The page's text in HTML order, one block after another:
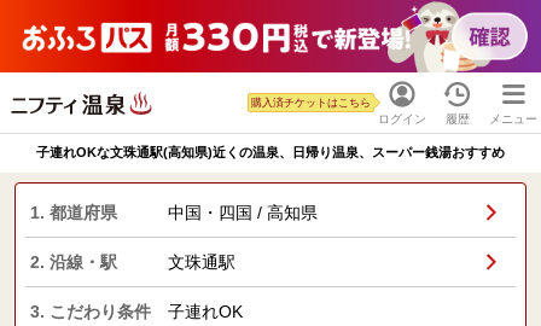
ログイン
購入済チケットはこちら
履歴 メニュー
子連れOKな文珠通駅(高知県)近くの温泉、日帰り温泉、スーパー銭湯おすすめ
1. 都道府県 中国・四国 / 高知県
2. 沿線・駅 文珠通駅
3. こだわり条件 子連れOK